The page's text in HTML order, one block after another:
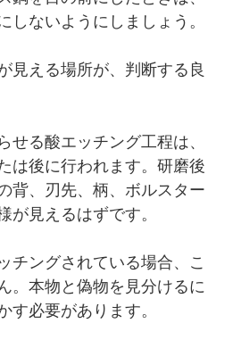
しないようにしましょう。
見える場所が、判断する良
せる酸エッチング工程は、
は後に行われます。研磨後
背、刃先、柄、ボルスター
が見えるはずです。
チングされている場合、こ
。本物と偽物を見分けるに
す必要があります。